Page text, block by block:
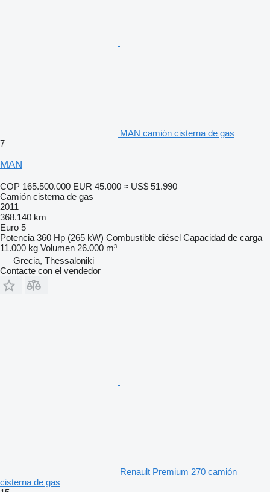
MAN camión cisterna de gas
7
MAN
COP 165.500.000 EUR 45.000 ≈ US$ 51.990
Camión cisterna de gas
2011
368.140 km
Euro 5
Potencia 360 Hp (265 kW) Combustible diésel Capacidad de carga
11.000 kg Volumen 26.000 m³
Grecia, Thessaloniki
Contacte con el vendedor
Renault Premium 270 camión
cisterna de gas